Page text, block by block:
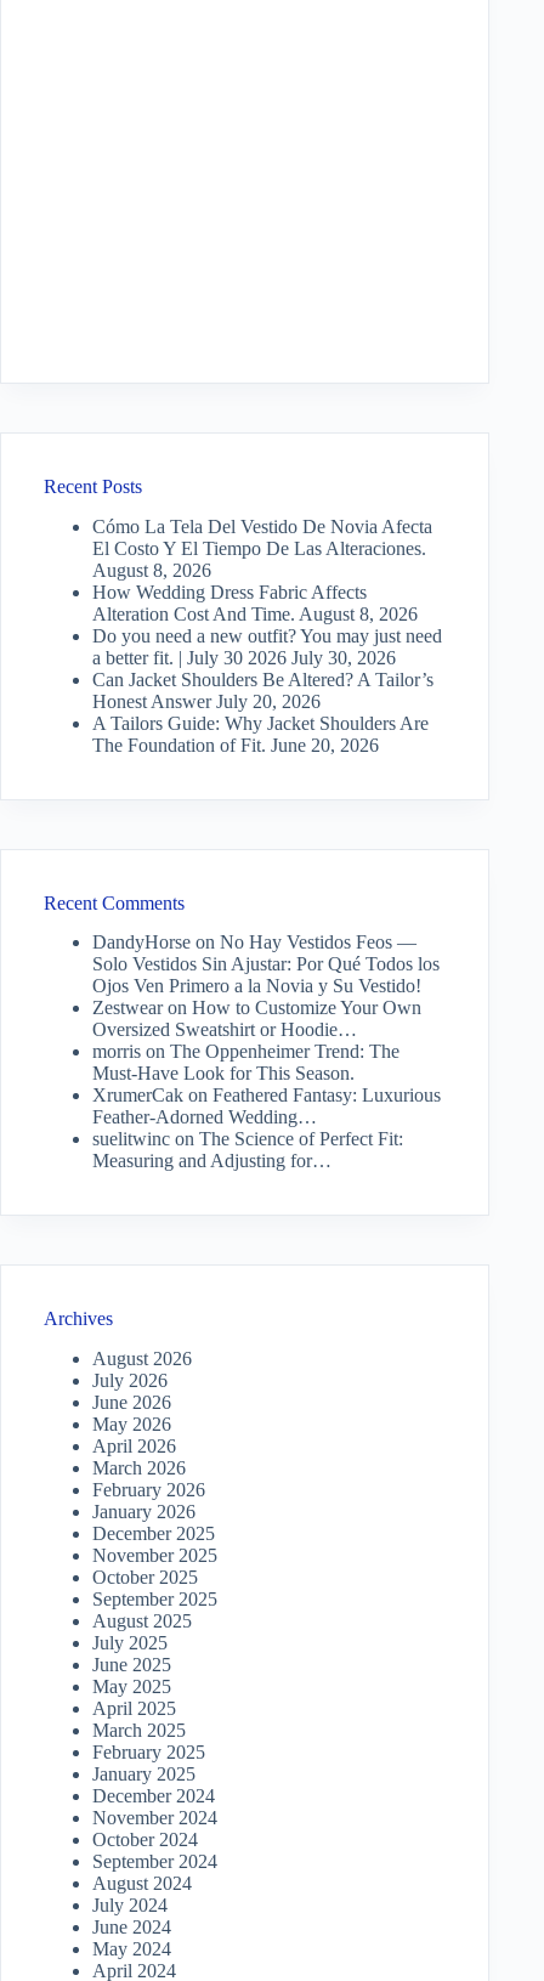
Recent Posts
Cómo La Tela Del Vestido De Novia Afecta
El Costo Y El Tiempo De Las Alteraciones.
August 8, 2026
How Wedding Dress Fabric Affects
Alteration Cost And Time. August 8, 2026
Do you need a new outfit? You may just need
a better fit. | July 30 2026 July 30, 2026
Can Jacket Shoulders Be Altered? A Tailor’s
Honest Answer July 20, 2026
A Tailors Guide: Why Jacket Shoulders Are
The Foundation of Fit. June 20, 2026
Recent Comments
DandyHorse on No Hay Vestidos Feos —
Solo Vestidos Sin Ajustar: Por Qué Todos los
Ojos Ven Primero a la Novia y Su Vestido!
Zestwearon How to Customize Your Own
Oversized Sweatshirt or Hoodie…
morris on The Oppenheimer Trend: The
Must-Have Look for This Season.
XrumerCak on Feathered Fantasy: Luxurious
Feather-Adorned Wedding…
suelitwinc on The Science of Perfect Fit:
Measuring and Adjusting for…
Archives
August 2026
July 2026
June 2026
May 2026
April 2026
March 2026
February 2026
January 2026
December 2025
November 2025
October 2025
September 2025
August 2025
July 2025
June 2025
May 2025
April 2025
March 2025
February 2025
January 2025
December 2024
November 2024
October 2024
September 2024
August 2024
July 2024
June 2024
May 2024
April 2024